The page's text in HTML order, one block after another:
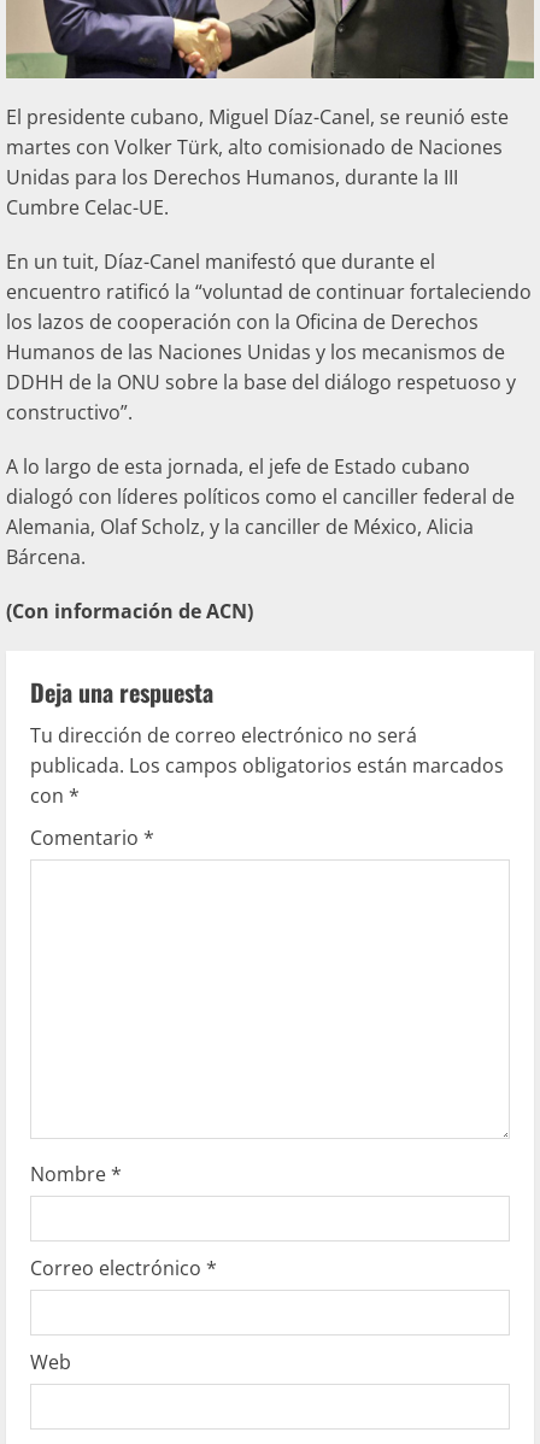
El presidente cubano, Miguel Díaz-Canel, se reunió este
martes con Volker Türk, alto comisionado de Naciones
Unidas para los Derechos Humanos, durante la III
Cumbre Celac-UE.
En un tuit, Díaz-Canel manifestó que durante el
encuentro ratificó la “voluntad de continuar fortaleciendo
los lazos de cooperación con la Oficina de Derechos
Humanos de las Naciones Unidas y los mecanismos de
DDHH de la ONU sobre la base del diálogo respetuoso y
constructivo”.
A lo largo de esta jornada, el jefe de Estado cubano
dialogó con líderes políticos como el canciller federal de
Alemania, Olaf Scholz, y la canciller de México, Alicia
Bárcena.
(Con información de ACN)
Deja una respuesta
Tu dirección de correo electrónico no será
publicada. Los campos obligatorios están marcados
con *
Comentario *
Nombre*
Correo electrónico *
Web